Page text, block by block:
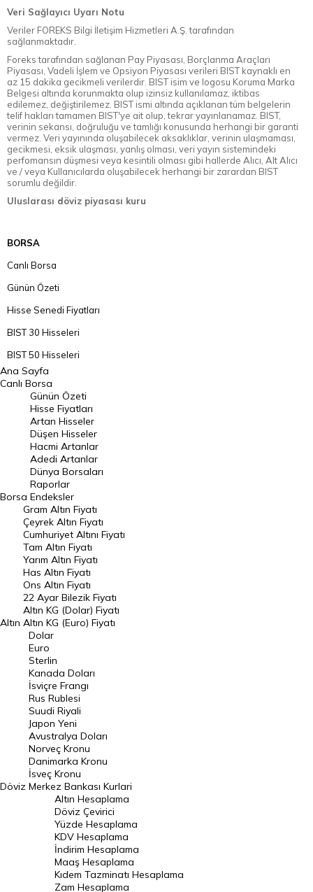
Veri Sağlayıcı Uyarı Notu
Veriler FOREKS Bilgi İletişim Hizmetleri A.Ş. tarafından
sağlanmaktadır.
Foreks tarafından sağlanan Pay Piyasası, Borçlanma Araçları
Piyasası, Vadeli İşlem ve Opsiyon Piyasası verileri BIST kaynaklı en
az 15 dakika gecikmeli verilerdir. BIST isim ve logosu Koruma Marka
Belgesi altında korunmakta olup izinsiz kullanılamaz, iktibas
edilemez, değiştirilemez. BIST ismi altında açıklanan tüm belgelerin
telif hakları tamamen BIST'ye ait olup, tekrar yayınlanamaz. BIST,
verinin sekansı, doğruluğu ve tamlığı konusunda herhangi bir garanti
vermez. Veri yayınında oluşabilecek aksaklıklar, verinin ulaşmaması,
gecikmesi, eksik ulaşması, yanlış olması, veri yayın sistemindeki
perfomansın düşmesi veya kesintili olması gibi hallerde Alıcı, Alt Alıcı
ve / veya Kullanıcılarda oluşabilecek herhangi bir zarardan BIST
sorumlu değildir.
Uluslarası döviz piyasası kuru
BORSA
Canlı Borsa
Günün Özeti
Hisse Senedi Fiyatları
BIST 30 Hisseleri
BIST 50 Hisseleri
BIST 100 Hisseleri
En Çok Artan Hisseler
En Çok Düşen Hisseler
Hacmi Artanlar
Geçmiş Kapanışlar
Dünya Borsaları
Raporlar
Endeksler
DÖVİZ
Döviz Kuru
Dolar Kuru
Euro Kuru
Pound Kuru
Frank Kuru
Riyal Kuru
Avustralya Doları
Danimarka Kronu Kuru
Kanada Doları Kuru
Norveç Kronu Kuru
İsveç Kronu Kuru
Japon Yeni Kuru
Serbest Piyasa Döviz Kurları
Merkez Bankası Döviz Kurları
Ana Sayfa
Canlı Borsa
Borsa
Günün Özeti
Hisse Fiyatları
Artan Hisseler
Düşen Hisseler
Hacmi Artanlar
Adedi Artanlar
Dünya Borsaları
Raporlar
Endeksler
Altın
Gram Altın Fiyatı
Çeyrek Altın Fiyatı
Cumhuriyet Altını Fiyatı
Tam Altın Fiyatı
Yarım Altın Fiyatı
Has Altın Fiyatı
Ons Altın Fiyatı
22 Ayar Bilezik Fiyatı
Altın KG (Dolar) Fiyatı
Altın KG (Euro) Fiyatı
Döviz
Dolar
Euro
Sterlin
Kanada Doları
İsviçre Frangı
Rus Rublesi
Suudi Riyali
Japon Yeni
Avustralya Doları
Norveç Kronu
Danimarka Kronu
İsveç Kronu
Merkez Bankası Kurlari
Altın Hesaplama
Döviz Çevirici
Yüzde Hesaplama
KDV Hesaplama
İndirim Hesaplama
Maaş Hesaplama
Kıdem Tazminatı Hesaplama
Zam Hesaplama